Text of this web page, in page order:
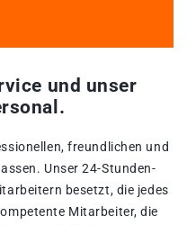
und unser
freundlichen und
Unser 24-Stunden-
besetzt, die jedes
Mitarbeiter, die